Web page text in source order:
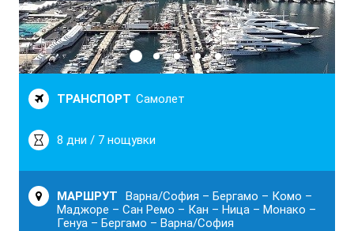
ТРАНСПОРТ Самолет
8 дни / 7 нощувки
МАРШРУТ
Варна/София – Бергамо – Комо –
Маджоре – Сан Ремо – Кан – Ница – Монако –
Генуа – Бергамо – Варна/София